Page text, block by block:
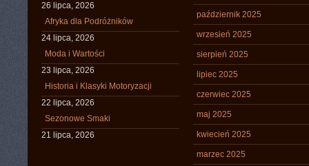
26 lipca, 2026
Afryka dla Podróżników
24 lipca, 2026
Moda i Wartości
23 lipca, 2026
Historia i Klasyki Motoryzacji
22 lipca, 2026
Sezonowe Smaki
21 lipca, 2026
październik 2025
wrzesień 2025
sierpień 2025
lipiec 2025
czerwiec 2025
maj 2025
kwiecień 2025
marzec 2025